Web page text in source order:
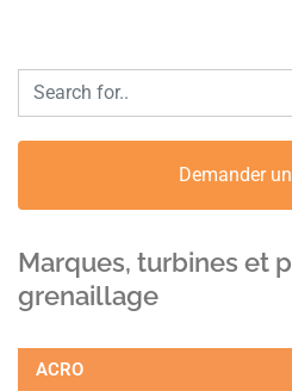
Demander
Marques, turbines et
grenaillage
ACRO